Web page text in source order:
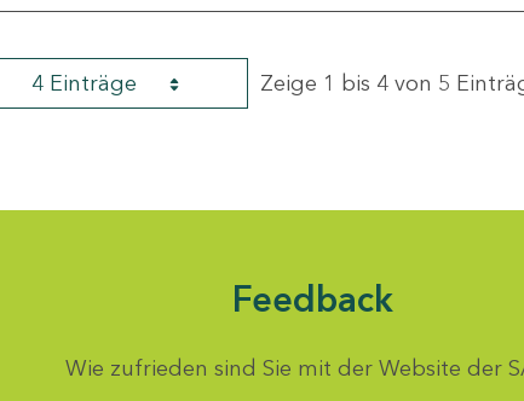
4 Einträge Zeige 1 bis 4 von 5
Feedback
Wie zufrieden sind Sie mit der Website der